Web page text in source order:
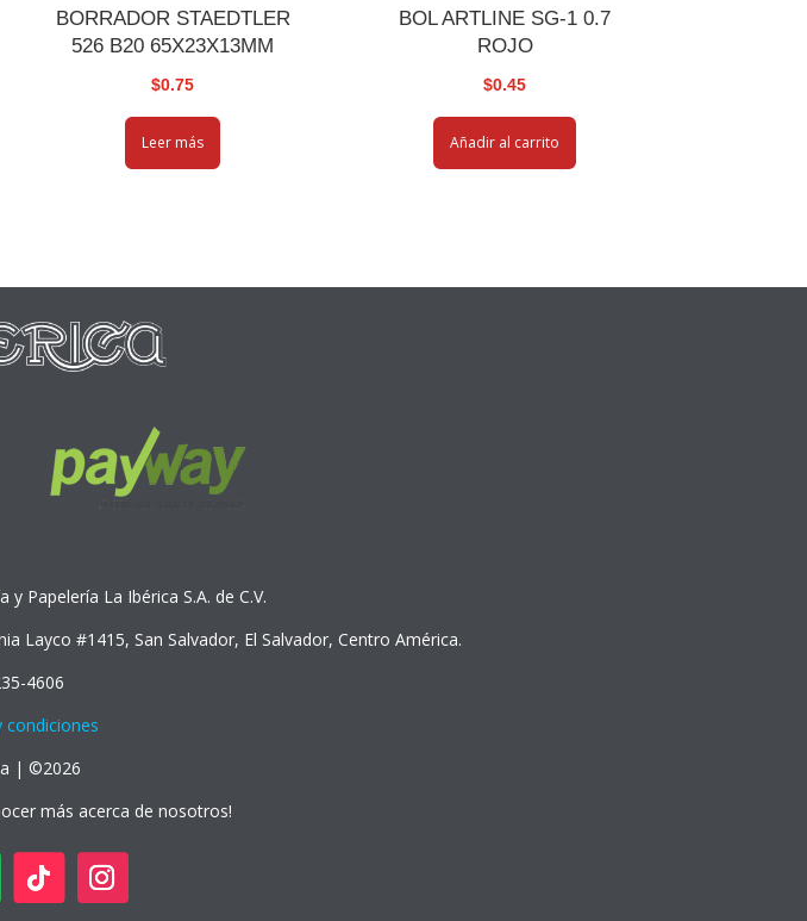
BORRADOR STAEDTLER
526 B20 65X23X13MM
$0.75
Leer más
BOL ARTLINE SG-1 0.7
ROJO
$0.45
Añadir al carrito
Papelería La Ibérica S.A. de C.V.
Layco #1415, San Salvador, El Salvador, Centro América.
4606
condiciones
| ©2026
más acerca de nosotros!